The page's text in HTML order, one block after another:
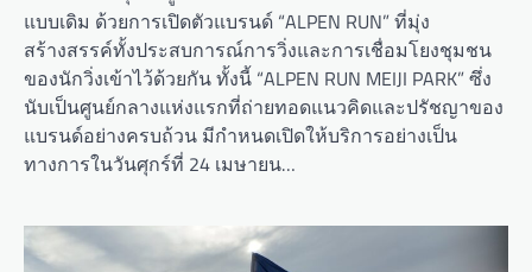
แบบเดิม ด้วยการเปิดตัวแบรนด์ “ALPEN RUN” ที่มุ่ง
สร้างสรรค์ทั้งประสบการณ์การวิ่งและการเชื่อมโยงชุมชน
ของนักวิ่งเข้าไว้ด้วยกัน ทั้งนี้ “ALPEN RUN MEIJI PARK” ซึ่ง
นับเป็นศูนย์กลางแห่งแรกที่ถ่ายทอดแนวคิดและปรัชญาของ
แบรนด์อย่างครบถ้วน มีกำหนดเปิดให้บริการอย่างเป็น
ทางการในวันศุกร์ที่ 24 เมษายน…